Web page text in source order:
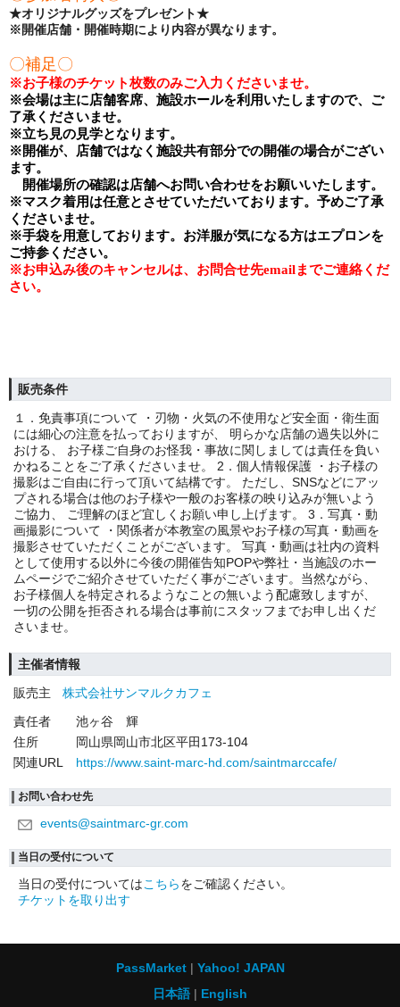
★オリジナルグッズをプレゼント★
※開催店舗・開催時期により内容が異なります。
〇補足〇
※お子様のチケット枚数のみご入力くださいませ。
※会場は主に店舗客席、施設ホールを利用いたしますので、ご
了承くださいませ。
※立ち見の見学となります。
※開催が、店舗ではなく施設共有部分での開催の場合がござい
ます。
開催場所の確認は店舗へお問い合わせをお願いいたします。
※マスク着用は任意とさせていただいております。予めご了承
くださいませ。
※手袋を用意しております。お洋服が気になる方はエプロンを
ご持参ください。
※お申込み後のキャンセルは、お問合せ先emailまでご連絡くだ
さい。
販売条件
１．免責事項について ・刃物・火気の不使用など安全面・衛生面
には細心の注意を払っておりますが、 明らかな店舗の過失以外に
おける、 お子様ご自身のお怪我・事故に関しましては責任を負い
かねることをご了承くださいませ。 2．個人情報保護 ・お子様の
撮影はご自由に行って頂いて結構です。 ただし、SNSなどにアッ
プされる場合は他のお子様や一般のお客様の映り込みが無いよう
ご協力、 ご理解のほど宜しくお願い申し上げます。 3．写真・動
画撮影について ・関係者が本教室の風景やお子様の写真・動画を
撮影させていただくことがございます。 写真・動画は社内の資料
として使用する以外に今後の開催告知POPや弊社・当施設のホー
ムページでご紹介させていただく事がございます。当然ながら、
お子様個人を特定されるようなことの無いよう配慮致しますが、
一切の公開を拒否される場合は事前にスタッフまでお申し出くだ
さいませ。
主催者情報
販売主
株式会社サンマルクカフェ
責任者
池ヶ谷 輝
住所
岡山県岡山市北区平田173-104
関連URL
https://www.saint-marc-hd.com/saintmarccafe/
お問い合わせ先
events@saintmarc-gr.com
当日の受付について
当日の受付についてはこちらをご確認ください。
チケットを取り出す
PassMarket
Yahoo! JAPAN
日本語
English